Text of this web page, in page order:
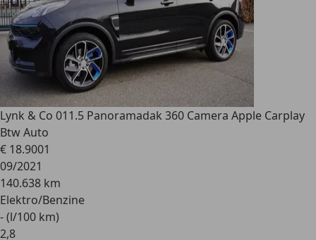
Lynk & Co 011.5 Panoramadak 360 Camera Apple Carplay
Btw Auto
€ 18.9001
09/2021
140.638 km
Elektro/Benzine
- (l/100 km)
2,8